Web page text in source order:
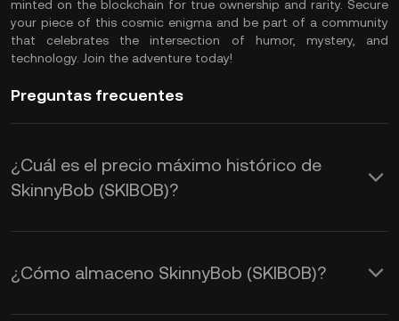
minted on the blockchain for true ownership and rarity. Secure
your piece of this cosmic enigma and be part of a community
that celebrates the intersection of humor, mystery, and
technology. Join the adventure today!
Preguntas frecuentes
¿Cuál es el precio máximo histórico de
SkinnyBob (SKIBOB)?
¿Cómo almaceno SkinnyBob (SKIBOB)?